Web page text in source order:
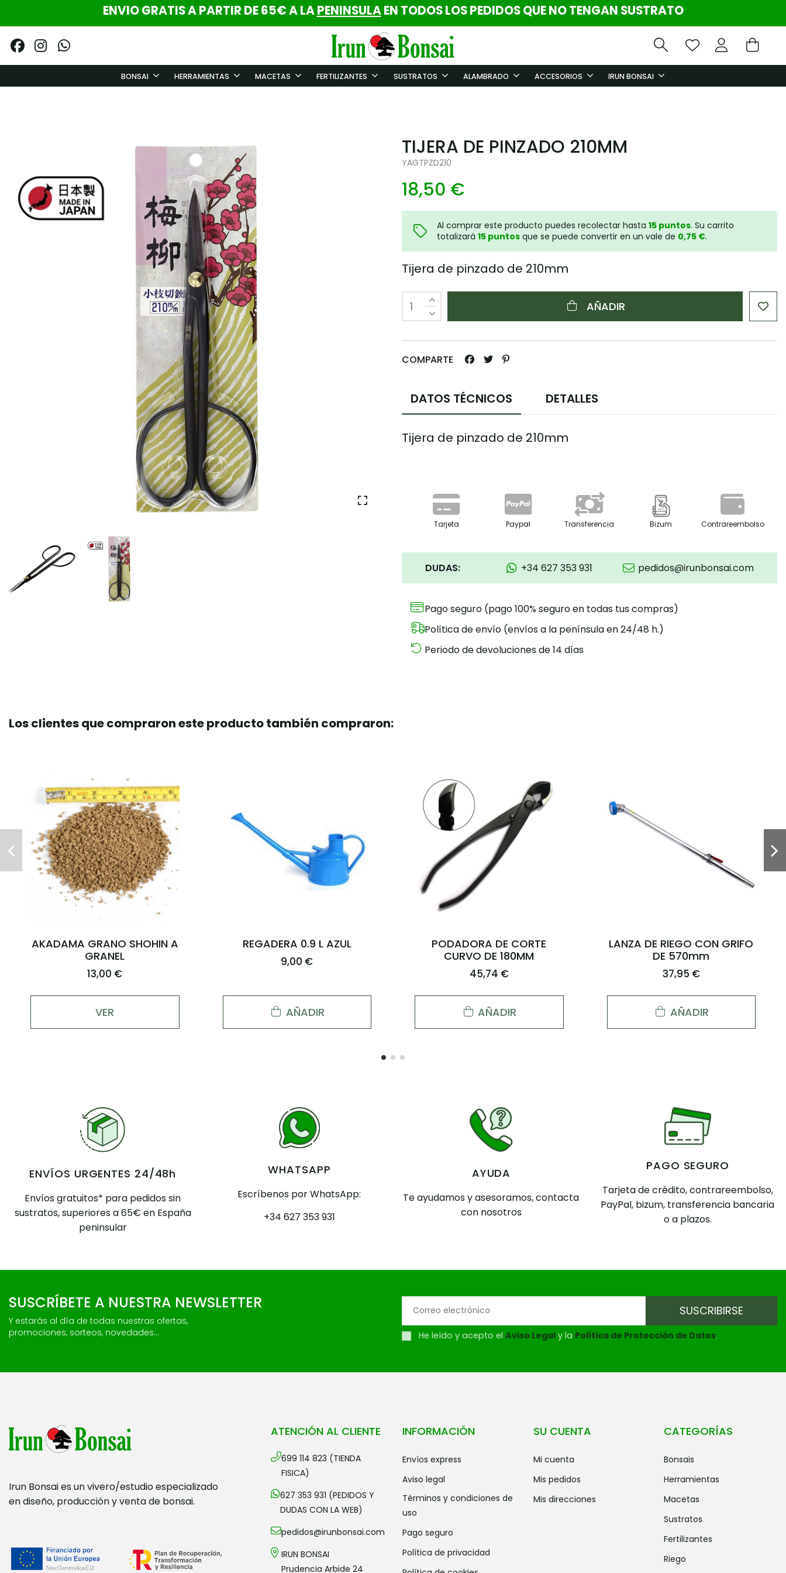
ENVIO GRATIS A PARTIR DE 65€ A LAPENINSULAEN TODOS LOS PEDIDOS QUE NO TENGAN SUSTRATO
BONSAI HERRAMIENTAS MACETAS FERTILIZANTES SUSTRATOS ALAMBRADO ACCESORIOS IRUN BONSAI
TIJERA DE PINZADO 210MM
YAGTPZD210
18,50 €
Al comprar este producto puedes recolectar hasta 15 puntos. Su carrito
totalizará 15 puntos que se puede convertir en un vale de 0,75 €.
Tijera de pinzado de 210mm
AÑADIR
COMPARTE
DATOS TÉCNICOS DETALLES
Tijera de pinzado de 210mm
Tarjeta Paypal Transferencia Bizum Contrareembolso
DUDAS: +34 627 353 931 pedidos@irunbonsai.com
Pago seguro (pago 100% seguro en todas tus compras)
Política de envío (envíos a la península en 24/48 h.)
Periodo de devoluciones de 14 días
Los clientes que compraron este producto también compraron:
CESTAS PARA ABONO CON
TAPA GRANDES (10 ud)
5,00 €
AÑADIR
KIRYUZUNA GRANO MEDIO 16
LITROS
AÑADIR
PODADORA DE CORTE
RECTO DE 170MM
48,00 €
AÑADIR
500g DE KANUMA GRANO
MEDIO
2,00 €
AÑADIR
ENVÍOS URGENTES 24/48h
Envíos gratuitos* para pedidos sin
sustratos, superiores a 65€ en España
peninsular
WHATSAPP
Escríbenos por WhatsApp:
+34 627 353 931
AYUDA
Te ayudamos y asesoramos, contacta
con nosotros
PAGO SEGURO
Tarjeta de crédito, contrareembolso,
PayPal, bizum, transferencia bancaria
o a plazos.
SUSCRÍBETE A NUESTRA NEWSLETTER
Y estarás al día de todas nuestras ofertas,
promociones, sorteos, novedades...
He leído y acepto el Aviso Legal y la Política de Protección de Datos.
Irun Bonsai es un vivero/estudio especializado
en diseño, producción y venta de bonsai.
ATENCIÓN AL CLIENTE
699 114 823 (TIENDA
FISICA)
627 353 931 (PEDIDOS Y
DUDAS CON LA WEB)
pedidos@irunbonsai.com
IRUN BONSAI
Prudencia Arbide 24
INFORMACIÓN
envíos express
aviso legal
términos y condiciones de
uso
pago seguro
política de privacidad
SU CUENTA
mi cuenta
mis pedidos
mis direcciones
CATEGORÍAS
bonsais
herramientas
macetas
sustratos
fertilizantes
riego